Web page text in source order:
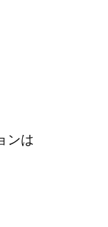
ンは